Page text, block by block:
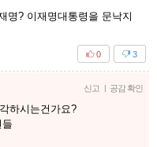
명? 이재명대통령을 문낙지
3
0
신고 | 공감 확인
하시는건가요?